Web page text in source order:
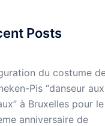
Posts
du costume
Pis “danseur aux
à Bruxelles pour le
anniversaire de